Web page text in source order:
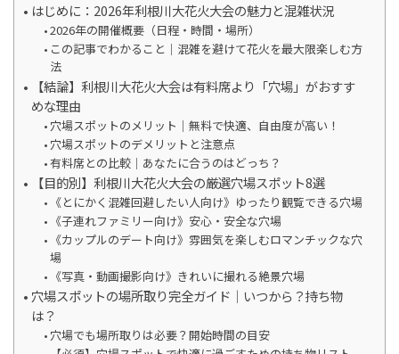
はじめに：2026年利根川大花火大会の魅力と混雑状況
2026年の開催概要（日程・時間・場所）
この記事でわかること｜混雑を避けて花火を最大限楽しむ方
法
【結論】利根川大花火大会は有料席より「穴場」がおすす
めな理由
穴場スポットのメリット｜無料で快適、自由度が高い！
穴場スポットのデメリットと注意点
有料席との比較｜あなたに合うのはどっち？
【目的別】利根川大花火大会の厳選穴場スポット8選
《とにかく混雑回避したい人向け》ゆったり観覧できる穴場
《子連れファミリー向け》安心・安全な穴場
《カップルのデート向け》雰囲気を楽しむロマンチックな穴
場
《写真・動画撮影向け》きれいに撮れる絶景穴場
穴場スポットの場所取り完全ガイド｜いつから？持ち物
は？
穴場でも場所取りは必要？開始時間の目安